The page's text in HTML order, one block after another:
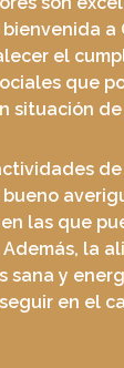
a
el
que
situación
bueno
las que
Además, la
sana y
en el